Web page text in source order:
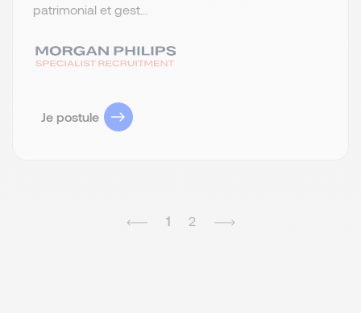
patrimonial et gest...
Je postule
1 2